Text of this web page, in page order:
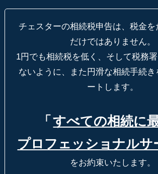
チェスターの相続税申告は、税金を
だけではありません。
1円でも相続税を低く、そして税務
ないように、
また円滑な相続手続
ートします。
「 すべての相続に
プロフェッショナルサ
をお約束いたします。